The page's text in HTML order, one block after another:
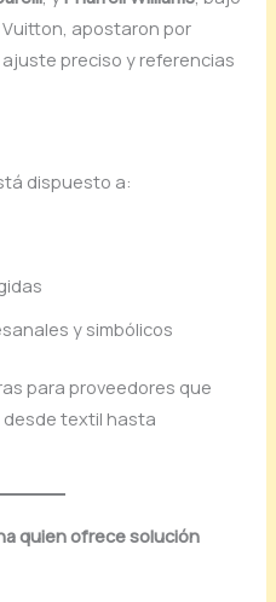
apostaron por
preciso y referencias
dispuesto a:
y simbólicos
para proveedores que
, desde textil hasta
quien ofrece solución